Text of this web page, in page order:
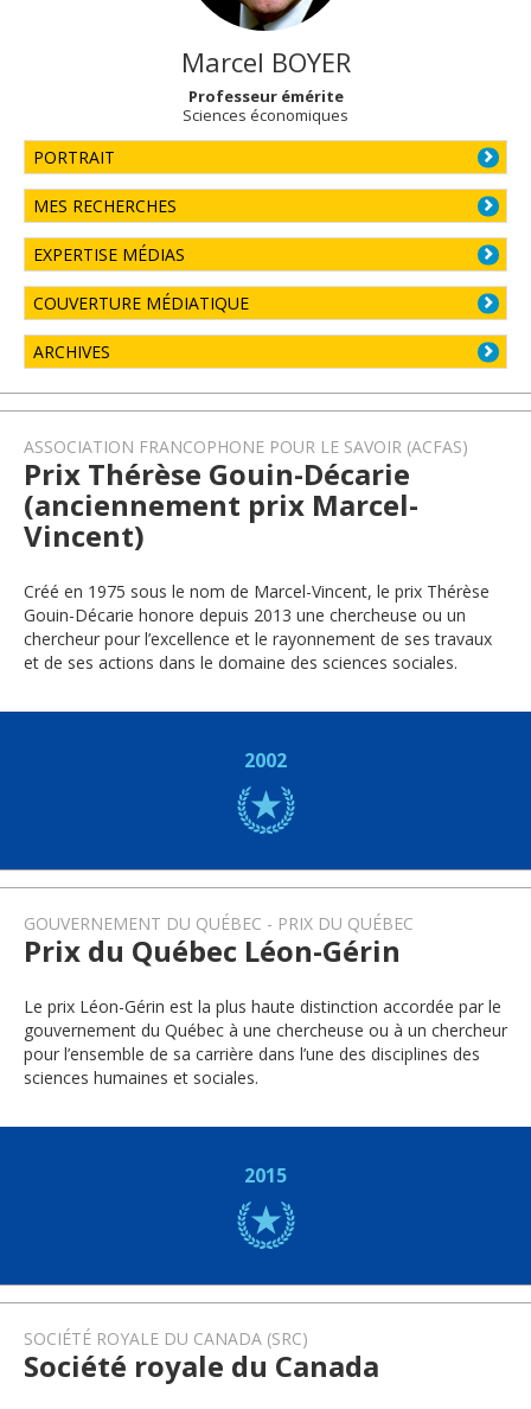
Marcel BOYER
Professeur émérite
Sciences économiques
PORTRAIT
MES RECHERCHES
EXPERTISE MÉDIAS
COUVERTURE MÉDIATIQUE
ARCHIVES
ASSOCIATION FRANCOPHONE POUR LE SAVOIR (ACFAS)
Prix Thérèse Gouin-Décarie
(anciennement prix Marcel-
Vincent)
Créé en 1975 sous le nom de Marcel-Vincent, le prix Thérèse
Gouin-Décarie honore depuis 2013 une chercheuse ou un
chercheur pour l’excellence et le rayonnement de ses travaux
et de ses actions dans le domaine des sciences sociales.
2002
GOUVERNEMENT DU QUÉBEC PRIX DU QUÉBEC
Prix du Québec Léon-Gérin
Le prix Léon-Gérin est la plus haute distinction accordée par le
gouvernement du Québec à une chercheuse ou à un chercheur
pour l’ensemble de sa carrière dans l’une des disciplines des
sciences humaines et sociales.
2015
SOCIÉTÉ ROYALE DU CANADA (SRC)
Société royale du Canada